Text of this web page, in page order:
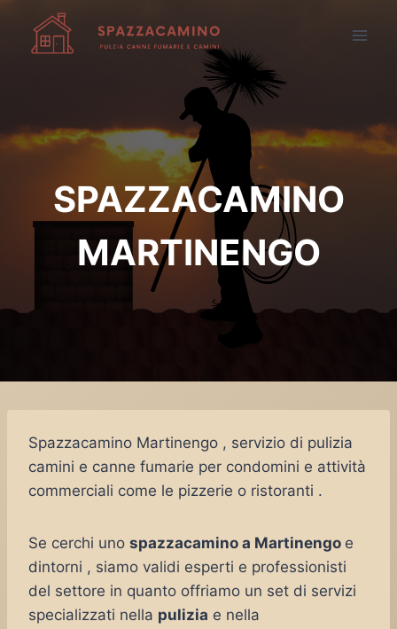
contenuto
SPAZZACAMINO
MARTINENGO
Spazzacamino Martinengo , servizio di pulizia
camini e canne fumarie per condomini e attività
commerciali come le pizzerie o ristoranti .
Se cerchi uno spazzacamino a Martinengo e
dintorni , siamo validi esperti e professionisti
del settore in quanto offriamo un set di servizi
specializzati nella pulizia e nella